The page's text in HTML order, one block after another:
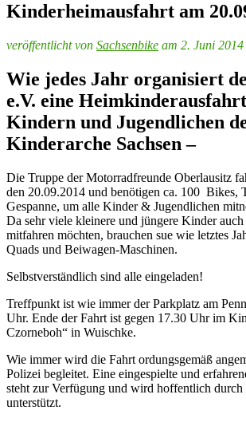
Kinderheimausfahrt am
veröffentlicht von Sachsenbike am 2. Juni 2014
Wie jedes Jahr organisiert
e.V. eine
Kindern und Jugendlichen
Kinderarche Sachsen –
Die Truppe der Motorradfreunde Oberlausitz
den 20.09.2014 und benötigen ca. 100 Bikes,
Gespanne, um alle Kinder & Jugendlichen
Da sehr viele kleinere und jüngere Kinder auch
mitfahren möchten, brauchen sue wie letztes
Quads und Beiwagen-Maschinen.
Selbstverständlich sind alle eingeladen!
Treffpunkt ist wie immer der Parkplatz am
Uhr. Ende der Fahrt ist gegen 17.30 Uhr im
Czorneboh“ in Wuischke.
Wie immer wird die Fahrt ordungsgemäß
Polizei begleitet. Eine eingespielte und
steht zur Verfügung und wird hoffentlich durch
unterstützt.